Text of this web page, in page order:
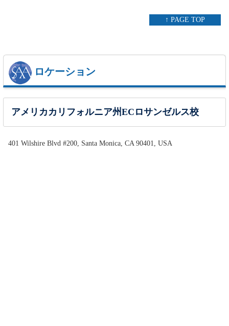
↑ PAGE TOP
ロケーション
アメリカカリフォルニア州ECロサンゼルス校
401 Wilshire Blvd #200, Santa Monica, CA 90401, USA